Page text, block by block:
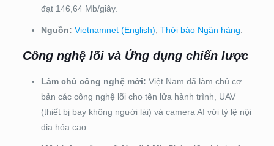
đạt 146,64 Mb/giây.
Nguồn: Vietnamnet (English) Thời báo Ngân hàng
Công nghệ lõi và Ứng dụng chiến lược
Làm chủ công nghệ mới: Việt Nam đã làm chủ cơ
bản các công nghệ lõi cho tên lửa hành trình, UAV
(thiết bị bay không người lái) và camera AI với tỷ lệ nội
địa hóa cao.